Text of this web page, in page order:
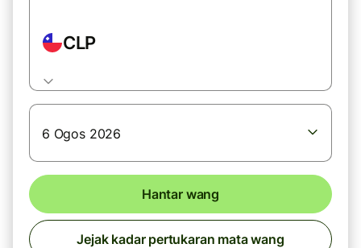
CLP
6 Ogos 2026
Hantar wang
Jejak kadar pertukaran mata wang